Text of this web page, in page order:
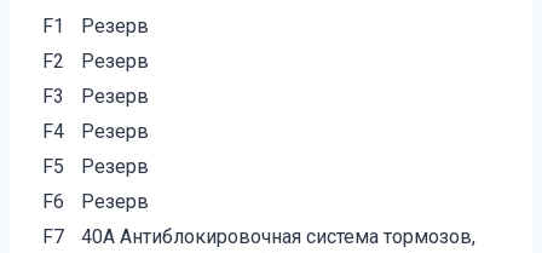
F1
Резерв
F2
Резерв
F3
Резерв
F4
Резерв
F5
Резерв
F6
Резерв
F7
40А Антиблокировочная система тормозов,